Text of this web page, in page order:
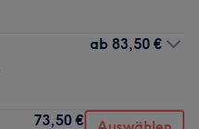
ab 83,50 €
73,50 €